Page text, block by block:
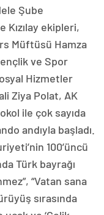
Şube
Kızılay ekipleri,
Müftüsü Hamza
ve Spor
Hizmetler
Ziya Polat, AK
ile çok sayıda
andıyla başladı.
100’üncü
Türk bayrağı
“Vatan sana
sırasında